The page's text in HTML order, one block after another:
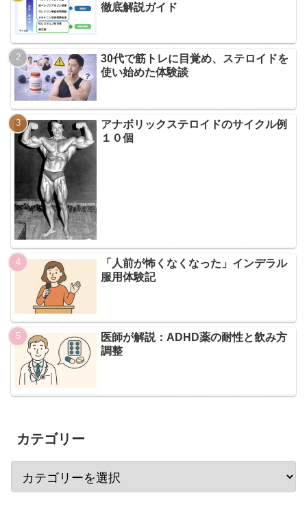
徹底解説ガイド
30代で筋トレに目覚め、ステロイドを
使い始めた体験談
アナボリックステロイドのサイクル例
１０個
「人前が怖くなくなった」インデラル
服用体験記
医師が解説：ADHD薬の耐性と飲み方
調整
カテゴリー